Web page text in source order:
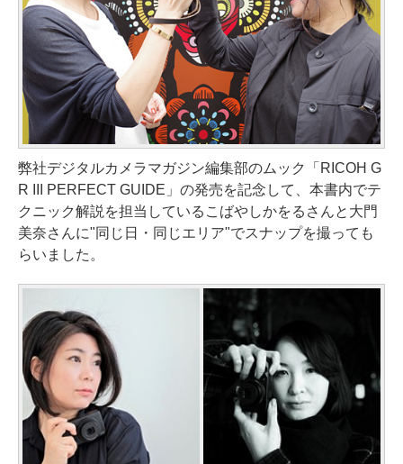
弊社デジタルカメラマガジン編集部のムック「RICOH G
R III PERFECT GUIDE」の発売を記念して、本書内でテ
クニック解説を担当しているこばやしかをるさんと大門
美奈さんに"同じ日・同じエリア"でスナップを撮っても
らいました。